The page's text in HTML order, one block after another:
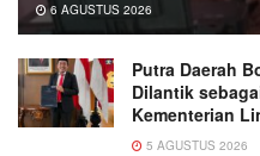
6 AGUSTUS 2026
Putra Daerah
Dilantik
Kementerian
5 AGUSTUS 2026